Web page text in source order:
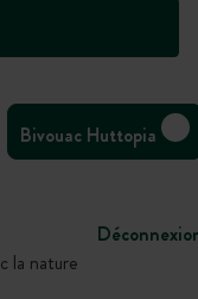
Bivouac Huttopia
la nature